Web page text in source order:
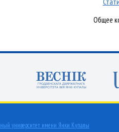
Общее
университет имени Янки Купалы